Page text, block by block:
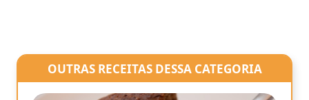
OUTRAS RECEITAS DESSA CATEGORIA